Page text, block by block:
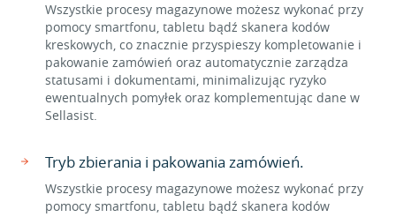
Wszystkie procesy magazynowe możesz wykonać przy
pomocy smartfonu, tabletu bądź skanera kodów
kreskowych, co znacznie przyspieszy kompletowanie i
pakowanie zamówień oraz automatycznie zarządza
statusami i dokumentami, minimalizując ryzyko
ewentualnych pomyłek oraz komplementując dane w
Sellasist.
Tryb zbierania i pakowania zamówień.
Wszystkie procesy magazynowe możesz wykonać przy
pomocy smartfonu, tabletu bądź skanera kodów